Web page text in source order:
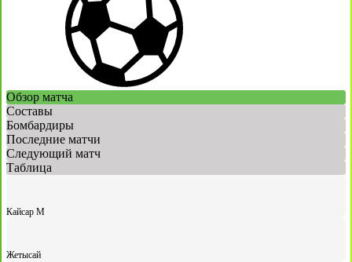
Обзор матча
Составы
Бомбардиры
Последние матчи
Следующий матч
Таблица
Кайсар М
Жетысай